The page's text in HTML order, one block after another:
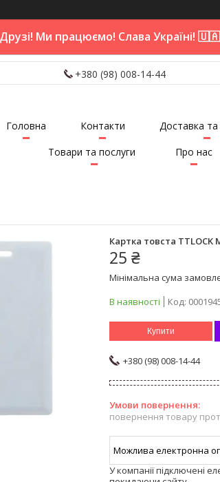
Друзі! Ми працюємо! Слава Україні! 🇺🇦
+380 (98) 008-14-44
Головна Контакти
Доставка
Товари та послуги
Про нас
Картка товста TTLOCK
25 ₴
Мінімальна сума
В наявності
Код:
Купити
+380 (98) 008-14-44
повернення товару
У компанії підключені